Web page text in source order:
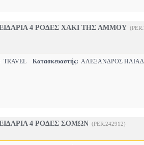
4 ΡΟΔΕΣ ΧΑΚΙ ΤΗΣ ΑΜΜΟΥ
TRAVEL Κατασκευαστής: ΑΛΕΞΑΝΔΡΟΣ
4 ΡΟΔΕΣ ΣΟΜΩΝ (PER.242912)